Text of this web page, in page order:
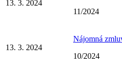
13. 3. 2024
11/2024
13. 3. 2024
Nájomná
10/2024